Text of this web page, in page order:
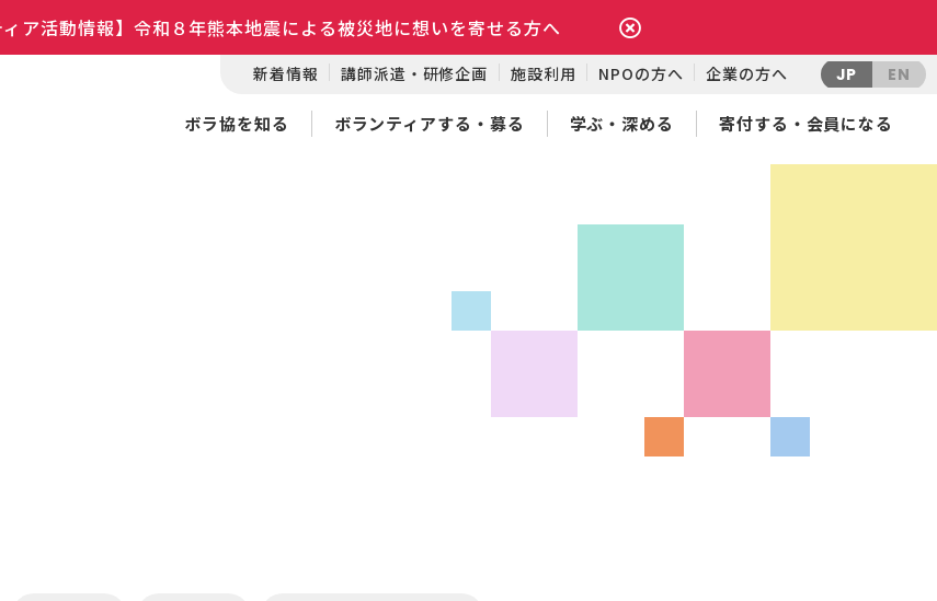
ィア活動情報】令和８年熊本地震による被災地に想いを寄せる方へ
新着情報 講師派遣・研修企画 施設利用 NPOの方へ 企業の方へ JP EN
ボラ協を知る ボランティアする・募る 学ぶ・深める 寄付する・会員になる